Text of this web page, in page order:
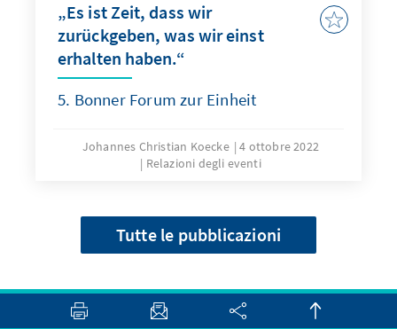
„Es ist Zeit, dass wir
zurückgeben, was wir einst
erhalten haben.“
5. Bonner Forum zur Einheit
Johannes Christian Koecke
4 ottobre 2022
Relazioni degli eventi
Tutte le pubblicazioni